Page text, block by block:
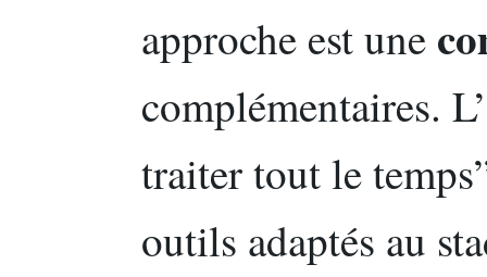
approche est une
complémentaires.
traiter tout le
outils adaptés au